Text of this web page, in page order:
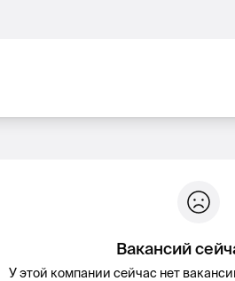
Вакансий
У этой компании сейчас нет